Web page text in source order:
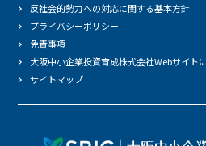
反社会的勢力への対応に関する基本方針
プライバシーポリシー
免責事項
大阪中小企業投資育成株式会社Webサイト
サイトマップ